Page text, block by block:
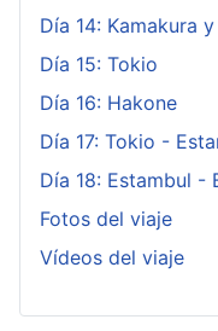
Día 14: Kamakura
Día 15: Tokio
Día 16: Hakone
Día 17: Tokio -
Día 18: Estambul -
Fotos del viaje
Vídeos del viaje